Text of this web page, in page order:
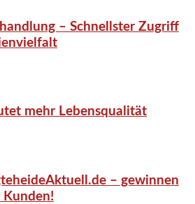
– Schnellster Zugriff
mehr Lebensqualität
– gewinnen
Kunden!